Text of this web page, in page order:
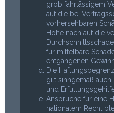
grob fahrlässigem
auf die bei
vorhersehbaren
Höhe nach auf die
für mittelbare
entgangenen
Die
gilt sinngemäß
und
Ansprüche für eine
nationalem Recht